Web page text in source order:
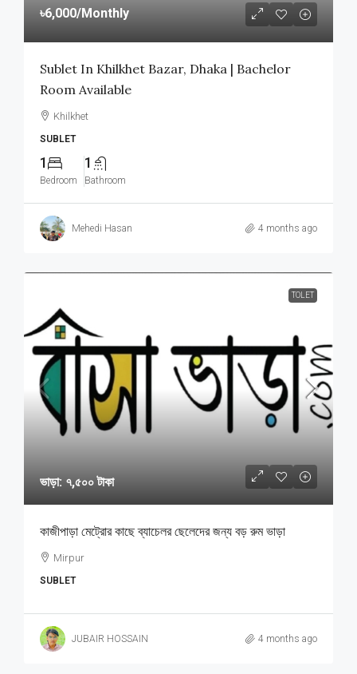
৳6,000/Monthly
Sublet In Khilkhet Bazar, Dhaka | Bachelor
Room Available
Khilkhet
SUBLET
1
Bedroom
1
Bathroom
Mehedi Hasan 4 months ago
TOLET
ভাড়া: ৭,৫০০ টাকা
কাজীপাড়া মেট্রোর কাছে ব্যাচেলর ছেলেদের জন্য বড় রুম ভাড়া
Mirpur
SUBLET
JUBAIR HOSSAIN 4 months ago